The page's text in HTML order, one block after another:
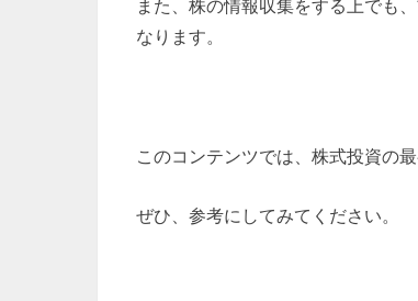
また、株の情報収集をする上でも
なります。
このコンテンツでは、株式投資の
ぜひ、参考にしてみてください。